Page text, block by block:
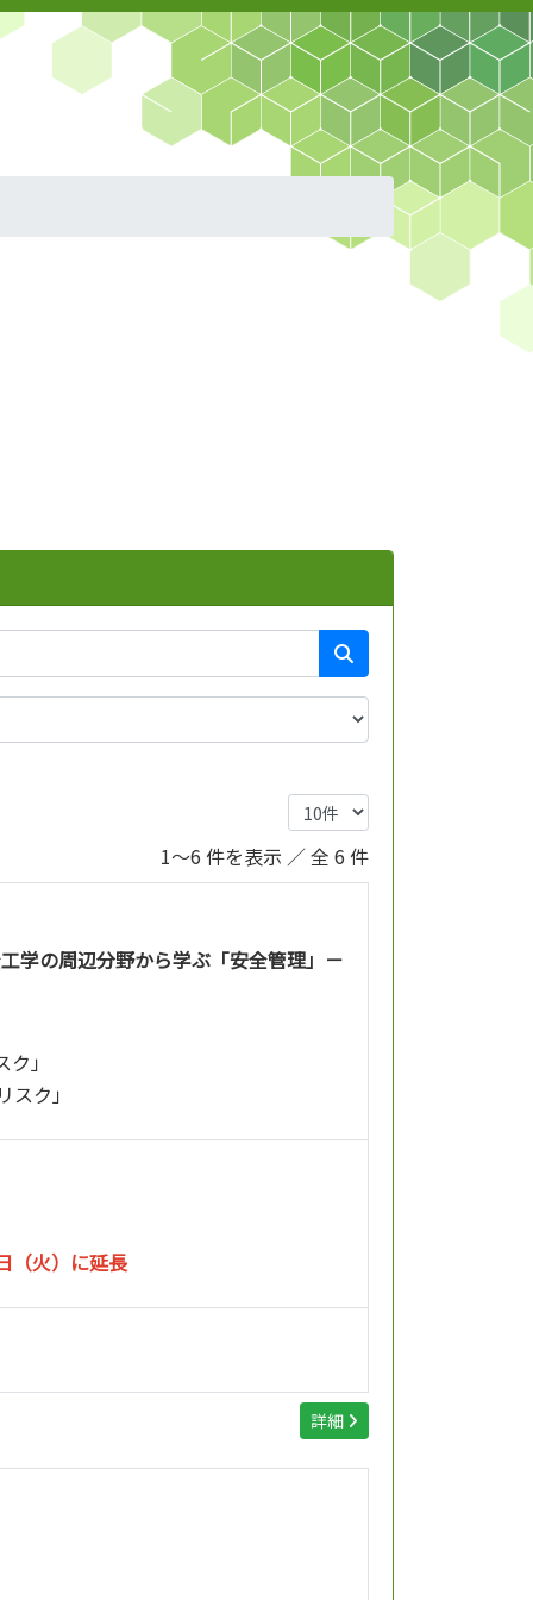
1～6 件を表示 ／ 全 6 件
学の周辺分野から学ぶ「安全管理」－
」
ク」
（火）に延長
詳細